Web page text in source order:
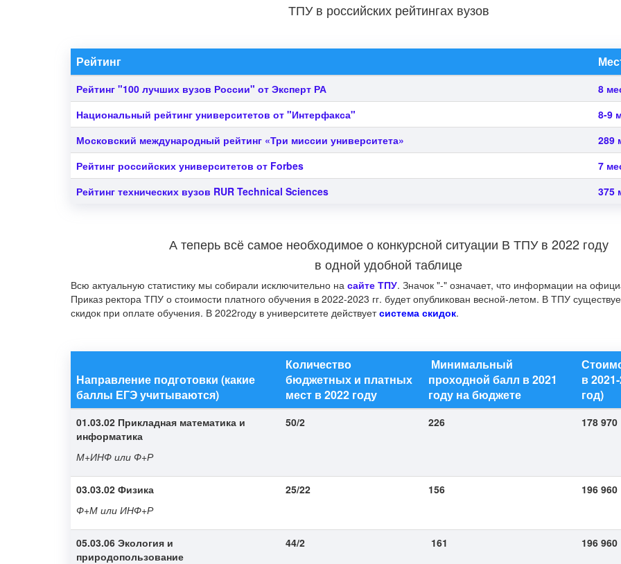
ТПУ в российских рейтингах вузов
Рейтинг
Рейтинг "100 лучших вузов России" от Эксперт РА
8
Национальный рейтинг университетов от "Интерфакса"
8-9
Московский международный рейтинг «Три миссии университета»
289
Рейтинг российских университетов от Forbes
7
Рейтинг технических вузов RUR Technical Sciences
375
А теперь всё самое необходимое о конкурсной ситуации В ТПУ в 2022 году
в одной удобной таблице
Всю актуальную статистику мы собирали исключительно на сайте ТПУ. Значок "-" означает, что информации на
Приказ ректора ТПУ о стоимости платного обучения в 2022-2023 гг. будет опубликован весной-летом. В ТПУ
скидок при оплате обучения. В 2022году в университете действуетсистема скидок.
Направление подготовки (какие
баллы ЕГЭ учитываются)
Количество
бюджетных и платных
мест в 2022 году
Минимальный
проходной балл в 2021
году на бюджете
в
год)
01.03.02 Прикладная математика и
информатика
М+ИНФ или Ф+Р
50/2 226 178 970
03.03.02 Физика
Ф+М или ИНФ+Р
25/22 156 196 960
05.03.06 Экология и
природопользование
44/2 161 196 960